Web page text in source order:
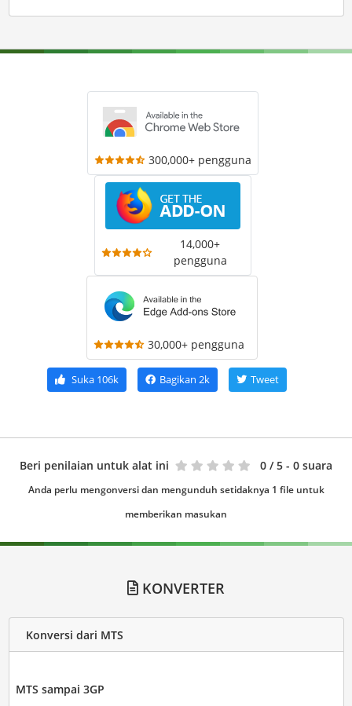
300,000+ pengguna
14,000+
pengguna
30,000+ pengguna
Suka106k Bagikan 2k Tweet
Beri penilaian untuk alat ini 0 / 5 - 0 suara
Anda perlu mengonversi dan mengunduh setidaknya 1 file untuk
memberikan masukan
KONVERTER
Konversi dari MTS
MTS sampai 3GP